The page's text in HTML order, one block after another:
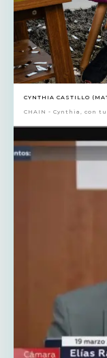
CYNTHIA CASTILLO
CHAIN - Cynthia, con